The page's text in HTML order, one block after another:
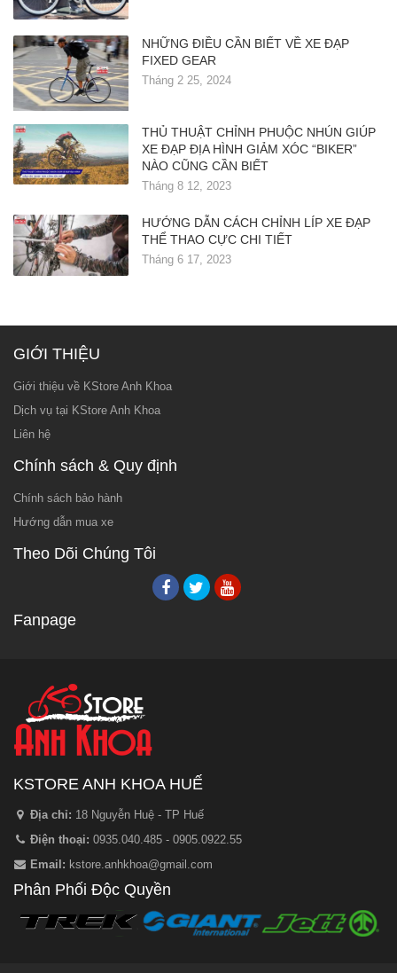
NHỮNG ĐIỀU CẦN BIẾT VỀ XE ĐẠP
FIXED GEAR
Tháng 2 25, 2024
THỦ THUẬT CHỈNH PHUỘC NHÚN GIÚP
XE ĐẠP ĐỊA HÌNH GIẢM XÓC “BIKER”
NÀO CŨNG CẦN BIẾT
Tháng 8 12, 2023
HƯỚNG DẪN CÁCH CHỈNH LÍP XE ĐẠP
THỂ THAO CỰC CHI TIẾT
Tháng 6 17, 2023
GIỚI THIỆU
Giới thiệu về KStore Anh Khoa
Dịch vụ tại KStore Anh Khoa
Liên hệ
Chính sách & Quy định
Chính sách bảo hành
Hướng dẫn mua xe
Theo Dõi Chúng Tôi
Fanpage
KSTORE ANH KHOA HUẾ
Địa chỉ: 18 Nguyễn Huệ - TP Huế
Điện thoại: 0935.040.485 - 0905.0922.55
Email: kstore.anhkhoa@gmail.com
Phân Phối Độc Quyền